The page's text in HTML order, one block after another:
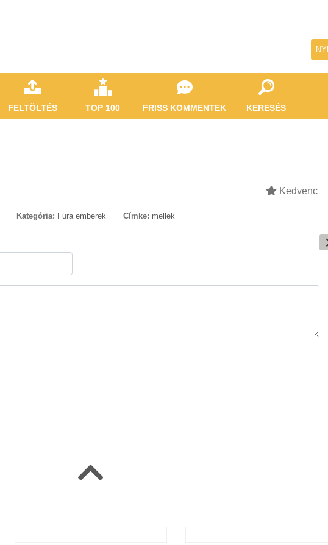
FELTÖLTÉS TOP 100 FRISS KOMMENTEK KERESÉS
Kedvenc
Kategória: Fura emberek Címke: mellek